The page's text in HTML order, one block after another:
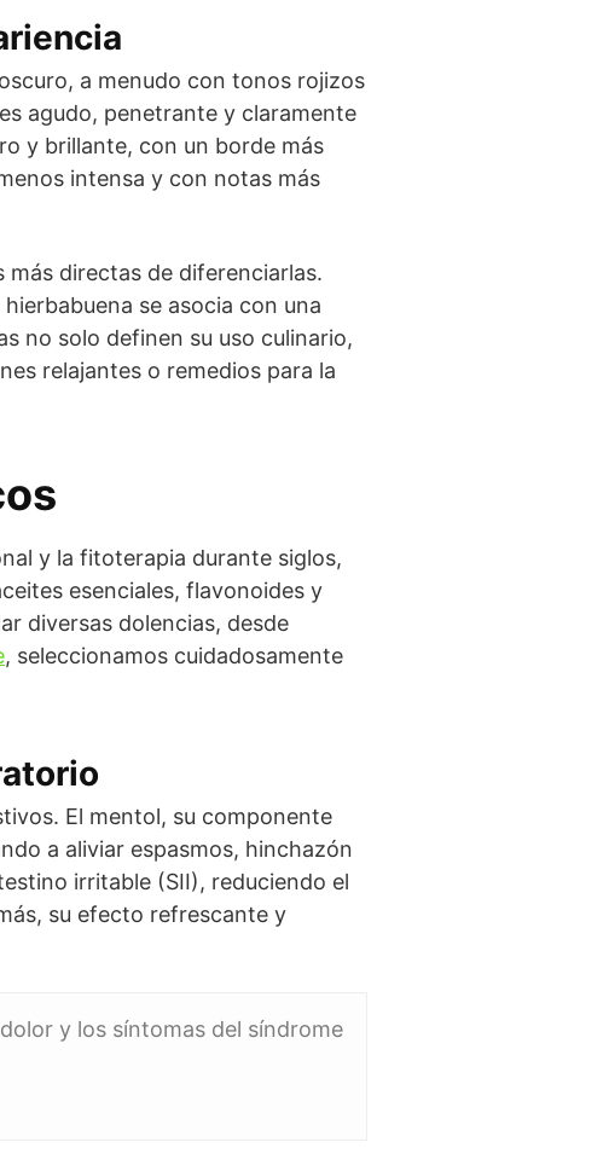
a menudo con tonos rojizos
agudo, penetrante y claramente
y brillante, con un borde más
intensa y con notas más
más directas de diferenciarlas.
se asocia con una
no solo definen su uso culinario,
relajantes o remedios para la
y la fitoterapia durante siglos,
esenciales, flavonoides y
diversas dolencias, desde
, seleccionamos cuidadosamente
El mentol, su componente
a aliviar espasmos, hinchazón
irritable (SII), reduciendo el
su efecto refrescante y
y los síntomas del síndrome